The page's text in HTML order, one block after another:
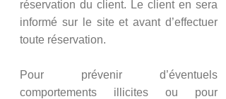
réservation du client. Le client en sera
informé sur le site et avant d’effectuer
toute réservation.
Pour prévenir d’éventuels
comportements illicites ou pour